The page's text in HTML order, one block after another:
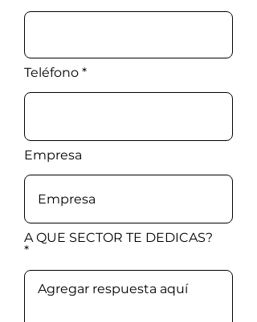
Teléfono
Empresa
A QUE SECTOR TE DEDICAS?